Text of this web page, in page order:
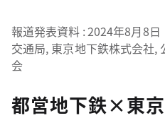
報道発表資料 2024年8月8日
交通局, 東京地下鉄株式会社,
会
都営地下鉄×東